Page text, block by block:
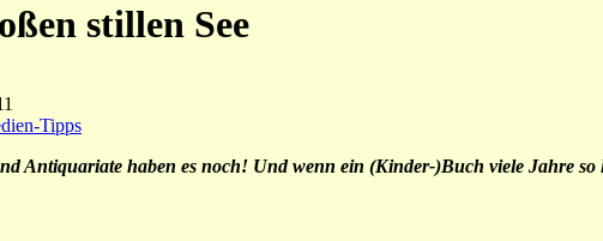
stillen See
Tipps
Antiquariate haben es noch! Und wenn ein (Kinder-)Buch viele Jahre